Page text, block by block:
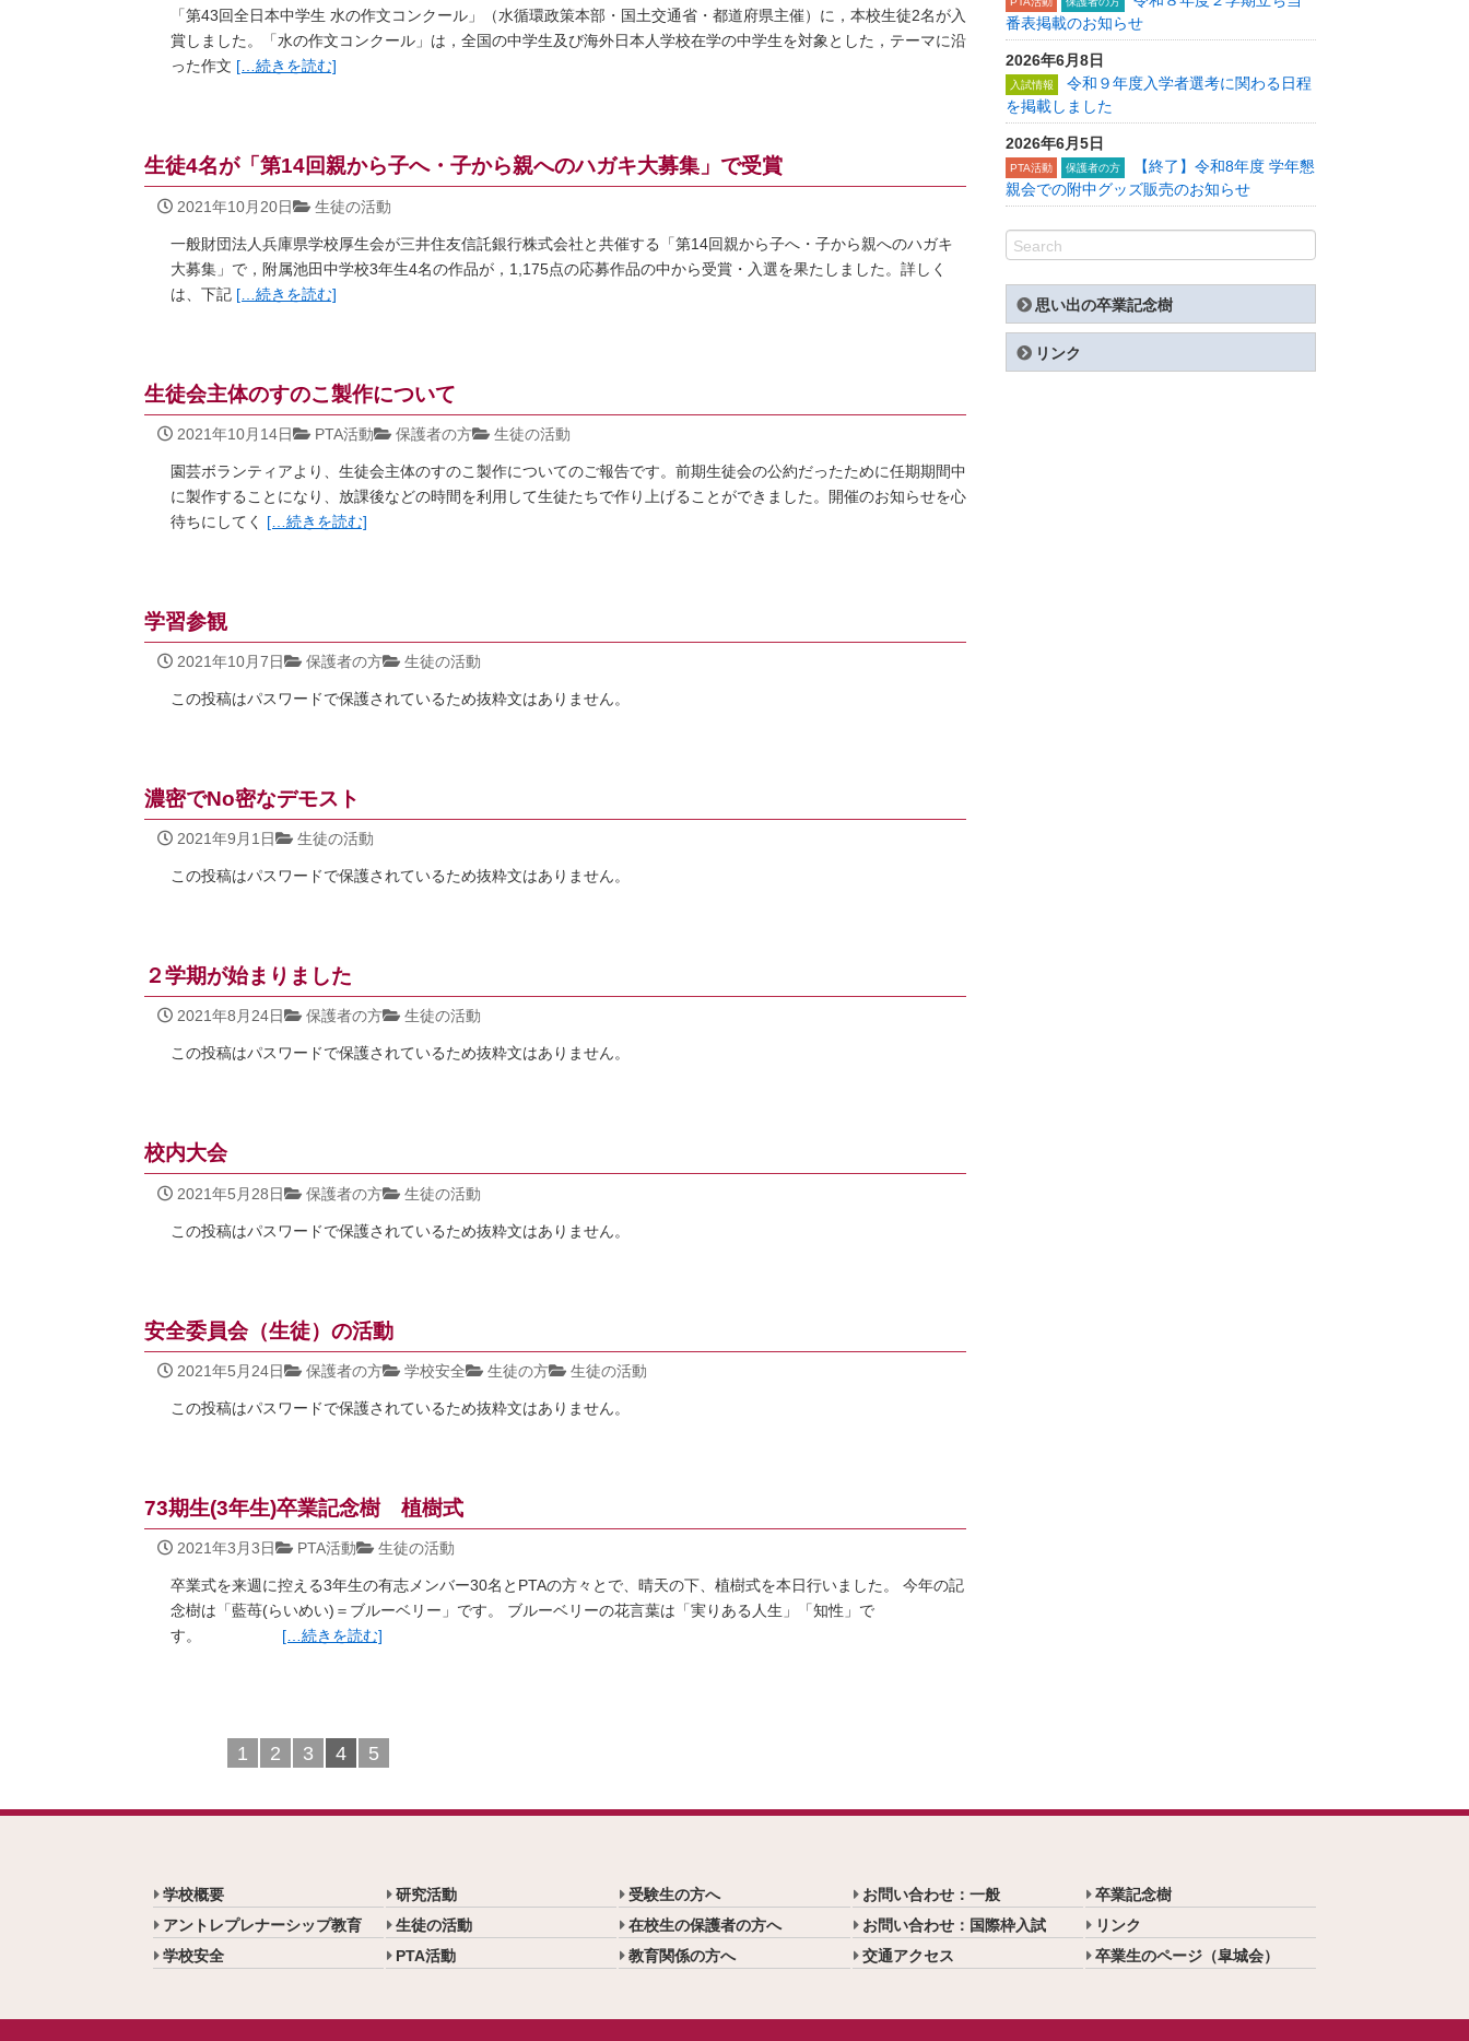
「第43回全日本中学生 水の作文コンクール」（水循環政策本部・国土交通省・都道府県主催）に，本校生徒2名が入
賞しました。「水の作文コンクール」は，全国の中学生及び海外日本人学校在学の中学生を対象とした，テーマに沿
った作文 [… 続きを読む]
生徒4名が「第14回親から子へ・子から親へのハガキ大募集」で受賞
2021年10月20日 生徒の活動
一般財団法人兵庫県学校厚生会が三井住友信託銀行株式会社と共催する「第14回親から子へ・子から親へのハガキ
大募集」で，附属池田中学校3年生4名の作品が，1,175点の応募作品の中から受賞・入選を果たしました。詳しく
は、下記 [… 続きを読む]
生徒会主体のすのこ製作について
2021年10月14日 PTA活動 保護者の方 生徒の活動
園芸ボランティアより、生徒会主体のすのこ製作についてのご報告です。前期生徒会の公約だったために任期期間中
に製作することになり、放課後などの時間を利用して生徒たちで作り上げることができました。開催のお知らせを心
待ちにしてく [… 続きを読む]
学習参観
2021年10月7日 保護者の方 生徒の活動
この投稿はパスワードで保護されているため抜粋文はありません。
濃密でNo密なデモスト
2021年9月1日 生徒の活動
この投稿はパスワードで保護されているため抜粋文はありません。
２学期が始まりました
2021年8月24日 保護者の方 生徒の活動
この投稿はパスワードで保護されているため抜粋文はありません。
校内大会
2021年5月28日 保護者の方 生徒の活動
この投稿はパスワードで保護されているため抜粋文はありません。
安全委員会（生徒）の活動
2021年5月24日 保護者の方 学校安全 生徒の方 生徒の活動
この投稿はパスワードで保護されているため抜粋文はありません。
73期生(3年生)卒業記念樹 植樹式
2021年3月3日 PTA活動 生徒の活動
卒業式を来週に控える3年生の有志メンバー30名とPTAの方々とで、晴天の下、植樹式を本日行いました。 今年の記
念樹は「藍苺(らいめい)＝ブルーベリー」です。 ブルーベリーの花言葉は「実りある人生」「知性」で
す。 [… 続きを読む]
1 2 3 4 5
番表掲載のお知らせ
2026年6月8日
入試情報
令和９年度入学者選考に関わる日程
を掲載しました
2026年6月5日
PTA活動 保護者の方
【終了】令和8年度 学年懇
親会での附中グッズ販売のお知らせ
思い出の卒業記念樹
リンク
学校概要
アントレプレナーシップ教育
学校安全
研究活動
生徒の活動
PTA活動
受験生の方へ
在校生の保護者の方へ
教育関係の方へ
お問い合わせ：一般
お問い合わせ：国際枠入試
交通アクセス
卒業記念樹
リンク
卒業生のページ（皐城会）